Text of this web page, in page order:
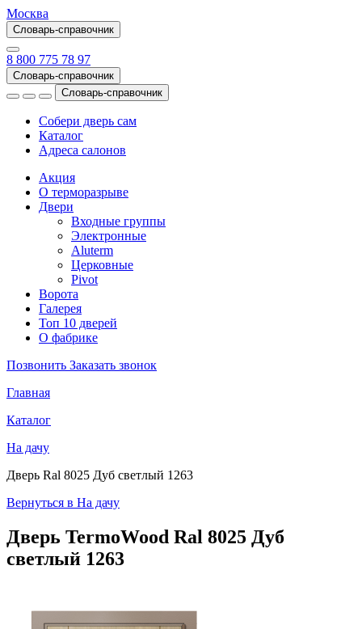
Москва
Словарь-справочник
8 800 775 78 97
Словарь-справочник
Словарь-справочник
Собери дверь сам
Каталог
Адреса салонов
Акция
О терморазрыве
Двери
Входные группы
Электронные
Aluterm
Церковные
Pivot
Ворота
Галерея
Топ 10 дверей
О фабрике
Позвонить Заказать звонок
Главная
Каталог
На дачу
Дверь Ral 8025 Дуб светлый 1263
Вернуться в На дачу
Дверь TermoWood Ral 8025 Дуб
светлый 1263